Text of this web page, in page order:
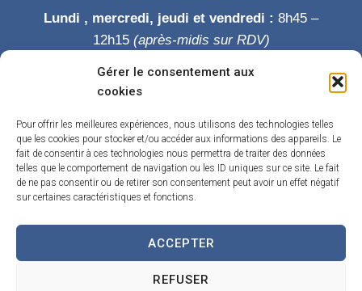
Gérer le consentement aux
cookies
Pour offrir les meilleures expériences, nous utilisons des technologies telles
que les cookies pour stocker et/ou accéder aux informations des appareils. Le
fait de consentir à ces technologies nous permettra de traiter des données
telles que le comportement de navigation ou les ID uniques sur ce site. Le fait
de ne pas consentir ou de retirer son consentement peut avoir un effet négatif
sur certaines caractéristiques et fonctions.
ACCEPTER
REFUSER
Lundi , mercredi, jeudi et vendredi : 8h45 –
12h15 (après-midis sur RDV)
Accessibilité Contact
Traitement de données personnelles